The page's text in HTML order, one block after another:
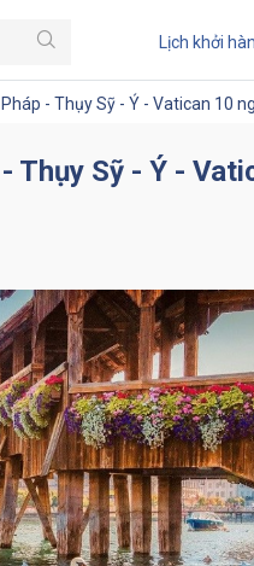
Lịch khởi
- Thụy Sỹ - Ý - Vatican 10
Thụy Sỹ - Ý -